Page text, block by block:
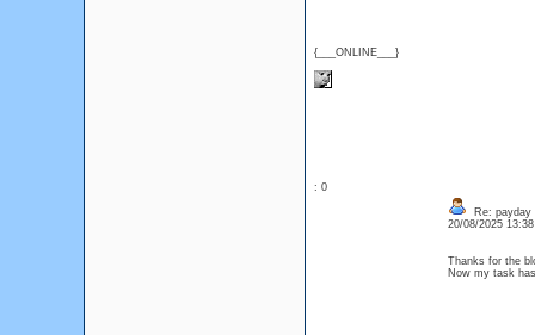
{___ONLINE___}
: 0
Re: payday
20/08/2025
Thanks for the
Now my task